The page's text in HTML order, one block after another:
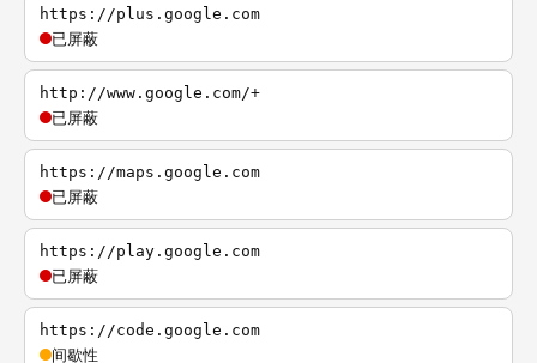
https://plus.google.com
已屏蔽
http://www.google.com/+
已屏蔽
https://maps.google.com
已屏蔽
https://play.google.com
已屏蔽
https://code.google.com
间歇性